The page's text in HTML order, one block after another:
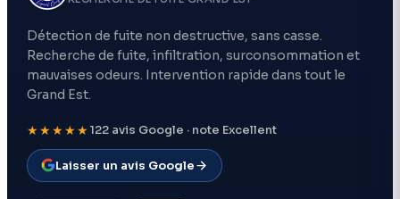
Détection de fuite non destructive, sans casse.
Recherche de fuite, infiltration, surconsommation et
mauvaises odeurs. Intervention rapide dans tout le
Grand Est.
★★★★★122 avis Google · note Excellent
Laisser un avis Google